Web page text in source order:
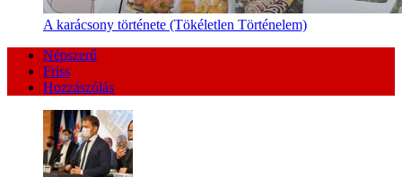
A karácsony története (Tökéletlen Történelem)
Népszerű
Friss
Hozzászólás